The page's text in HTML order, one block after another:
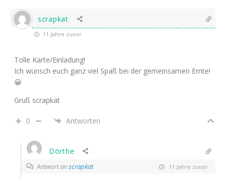
scrapkat
11 Jahre zuvor
Tolle Karte/Einladung!
Ich wünsch euch ganz viel Spaß bei der gemeinsamen Ernte!
😀
Gruß scrapkat
0 Antworten
Dörthe
Antwort anscrapkat 11 Jahre zuvor